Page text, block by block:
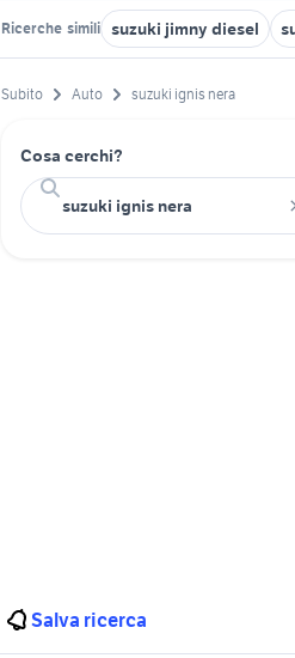
Ricerche simili suzuki jimny diesel
Subito Auto suzuki ignis nera
Cosa cerchi?
Salva ricerca